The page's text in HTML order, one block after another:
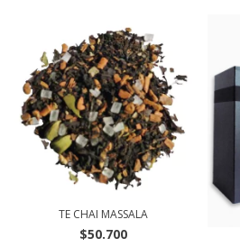
TE CHAI MASSALA
$50.700